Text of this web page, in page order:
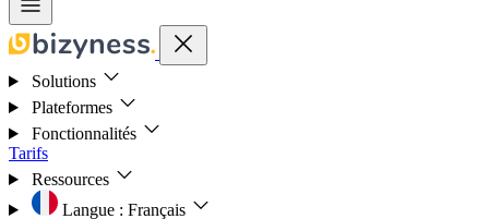
Solutions
Plateformes
Fonctionnalités
Tarifs
Ressources
Langue : Français